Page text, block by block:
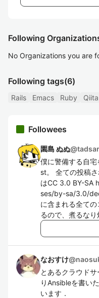
Following
No Organizations you are
Following tags(6)
Rails Emacs Ruby Qiita
Followees
園島 ぬぬ@
僕に警備する自
st。 全ての投稿
はCC 3.0 BY-SA
ses/by-sa/3.0/
に含まれる全て
るので、煮るなり
なおすけ@
とあるクラウド
りAnsibleを書い
います．